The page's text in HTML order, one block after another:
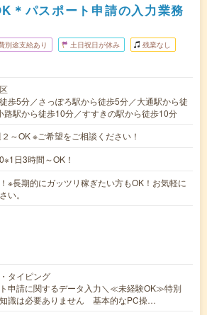
＊パスポート申請の入力業務
別途支給あり 土日祝日が休み 残業なし
歩5分／さっぽろ駅から徒歩5分／大通駅から徒
路駅から徒歩10分／すすきの駅から徒歩10分
～OK ※ご希望をご相談ください！
日3時間～OK！
※長期的にガッツリ稼ぎたい方もOK！お気軽に
い。
タイピング
申請に関するデータ入力＼≪未経験OK≫特別
識は必要ありません 基本的なPC操…